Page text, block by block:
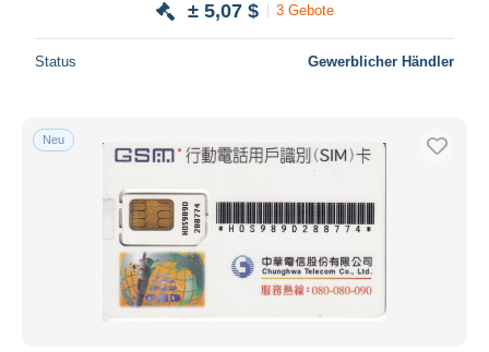
± 5,07 $ 3 Gebote
Status Gewerblicher Händler
Neu